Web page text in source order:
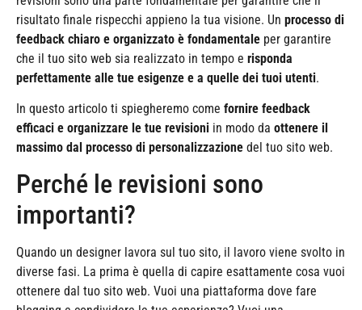
risultato finale rispecchi appieno la tua visione. Un processo di
feedback chiaro e organizzato è fondamentale per garantire
che il tuo sito web sia realizzato in tempo e risponda
perfettamente alle tue esigenze e a quelle dei tuoi utenti.
In questo articolo ti spiegheremo come fornire feedback
efficaci e organizzare le tue revisioni in modo da ottenere il
massimo dal processo di personalizzazione del tuo sito web.
Perché le revisioni sono
importanti?
Quando un designer lavora sul tuo sito, il lavoro viene svolto in
diverse fasi. La prima è quella di capire esattamente cosa vuoi
ottenere dal tuo sito web. Vuoi una piattaforma dove fare